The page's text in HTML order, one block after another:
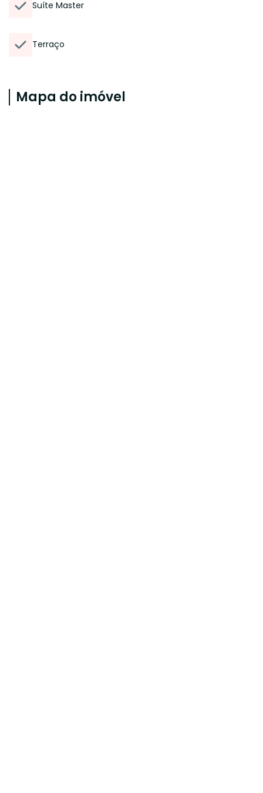
Suíte Master
Terraço
Mapa do imóvel